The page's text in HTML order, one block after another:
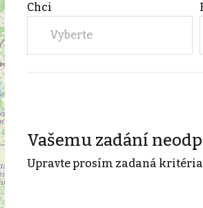
Chci
Vyberte
Vašemu zadání
Upravte prosím zadaná kritéria